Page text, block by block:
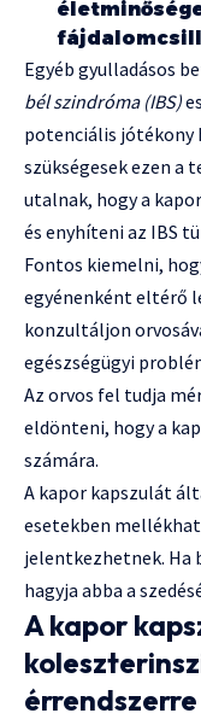
Egyéb gyulladásos
bél szindróma (IBS)
potenciális jótékony
szükségesek ezen a
utalnak, hogy a
és enyhíteni az IBS
Fontos kiemelni,
egyénenként eltérő
konzultáljon
egészségügyi
Az orvos fel tudja
eldönteni, hogy a
számára.
A kapor kapszulát
esetekben
jelentkezhetnek.
hagyja abba a
A kapor
érrendszerre